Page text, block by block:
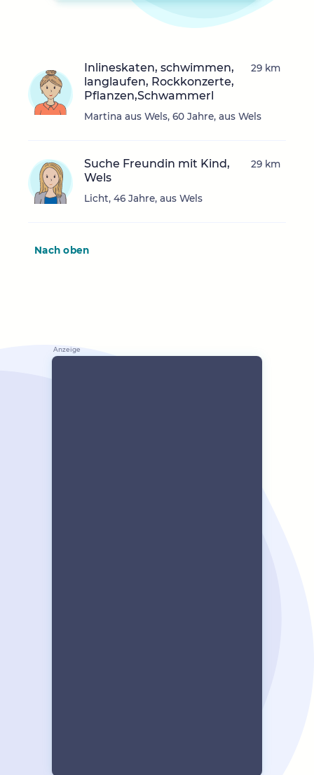
Inlineskaten, schwimmen,
langlaufen, Rockkonzerte,
Pflanzen,Schwammerl
Martina aus Wels, 60 Jahre, aus Wels
29 km
Suche Freundin mit Kind,
Wels
Licht, 46 Jahre, aus Wels
29 km
Nach oben